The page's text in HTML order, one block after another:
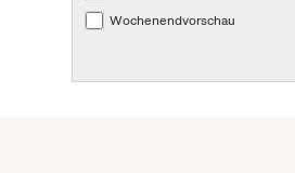
Wochenendvorschau